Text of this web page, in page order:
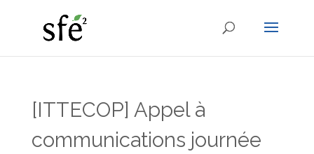
[ITTECOP] Appel à
communications journée